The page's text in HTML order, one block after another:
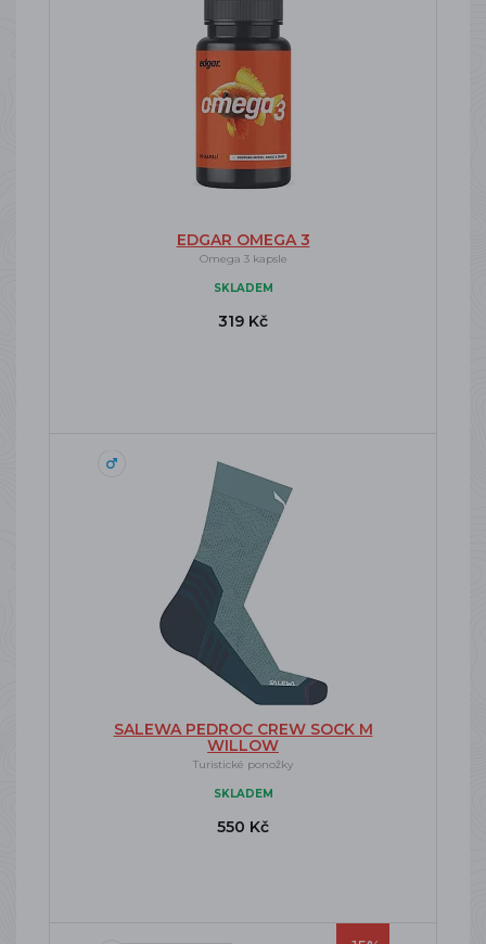
EDGAR OMEGA 3
Omega 3 kapsle
SKLADEM
319 Kč
SALEWA PEDROC CREW SOCK M
WILLOW
Turistické ponožky
SKLADEM
550 Kč